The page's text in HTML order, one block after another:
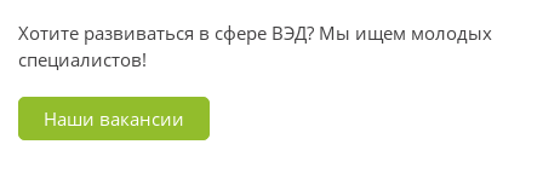
Хотите развиваться в сфере ВЭД? Мы ищем молодых
специалистов!
Наши вакансии